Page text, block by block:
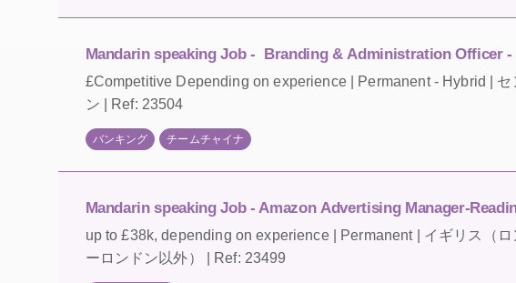
Mandarin speaking Job - Branding & Administration Officer
£Competitive Depending on experience | Permanent - Hybrid | セ
ン | Ref: 23504
バンキング チームチャイナ
Mandarin speaking Job - Amazon Advertising Manager-
up to £38k, depending on experience | Permanent | イギリス（ロ
ーロンドン以外） | Ref: 23499